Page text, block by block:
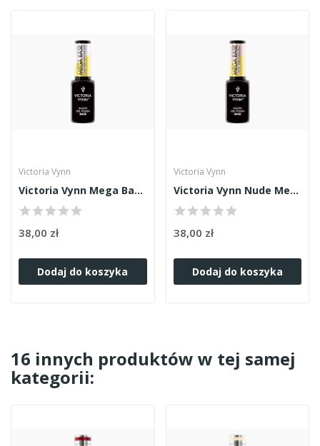
Victoria Vynn
Victoria Vynn Mega Base Cold Pink 8ml
38,00 zł
Dodaj do koszyka
Victoria Vynn
Victoria Vynn Nude Mega Base 8ml
38,00 zł
Dodaj do koszyka
16 innych produktów w tej samej
kategorii: